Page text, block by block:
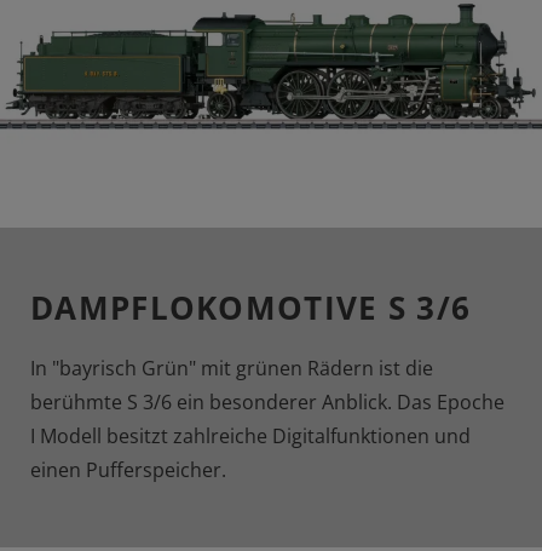
DAMPFLOKOMOTIVE S 3/6
In "bayrisch Grün" mit grünen Rädern ist die
berühmte S 3/6 ein besonderer Anblick. Das Epoche
I Modell besitzt zahlreiche Digitalfunktionen und
einen Pufferspeicher.